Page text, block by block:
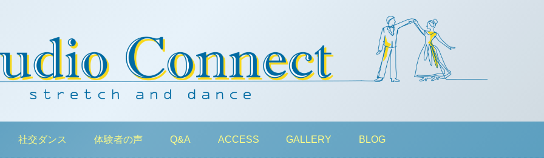
社交ダンス 体験者の声 Q&A ACCESS GALLERY BLOG